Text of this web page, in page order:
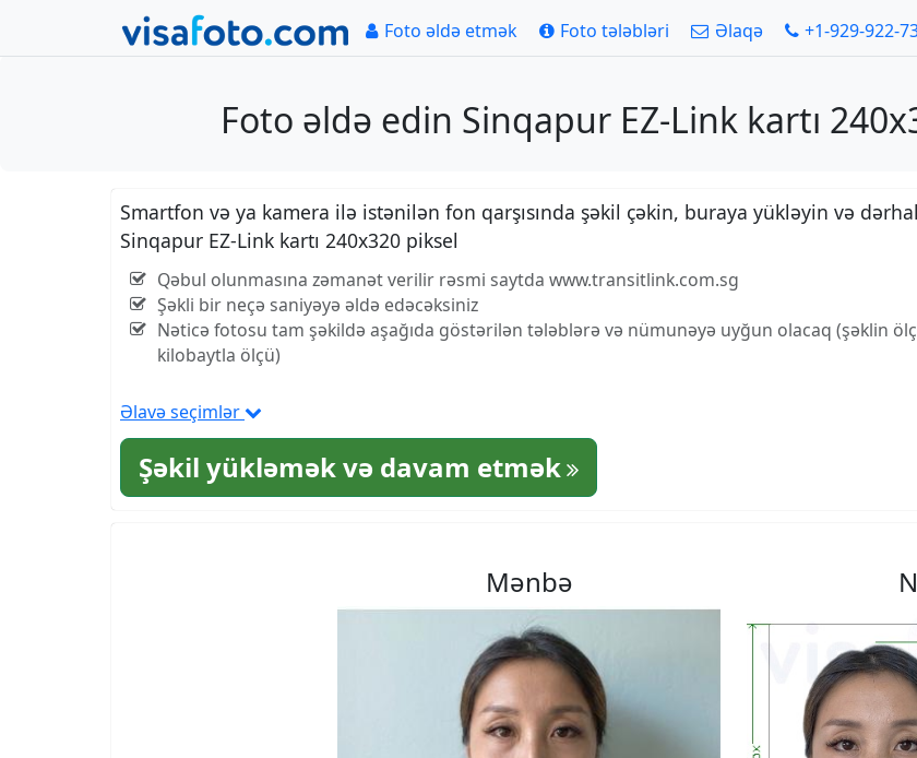
Foto əldə etmək Foto tələbləri Əlaqə +1-929-922-
Foto əldə edin Sinqapur EZ-Link kartı
Smartfon və ya kamera ilə istənilən fon qarşısında şəkil çəkin, buraya yükləyin və
Sinqapur EZ-Link kartı 240x320 piksel
Qəbul olunmasına zəmanət verilir rəsmi saytda www.transitlink.com.sg
Şəkli bir neçə saniyəyə əldə edəcəksiniz
Nəticə fotosu tam şəkildə aşağıda göstərilən tələblərə və nümunəyə uyğun olacaq (şəklin
kilobaytla ölçü)
Əlavə seçimlər
Şəkil yükləmək və davam etmək
Mənbə